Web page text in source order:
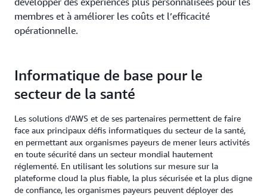
membres et à améliorer les coûts et l’efficacité
opérationnelle.
Informatique de base pour le
secteur de la santé
Les solutions d'AWS et de ses partenaires permettent de faire
face aux principaux défis informatiques du secteur de la santé,
en permettant aux organismes payeurs de mener leurs activités
en toute sécurité dans un secteur mondial hautement
réglementé. En utilisant les solutions sur mesure sur la
plateforme cloud la plus fiable, la plus sécurisée et la plus digne
de confiance, les organismes payeurs peuvent déployer des